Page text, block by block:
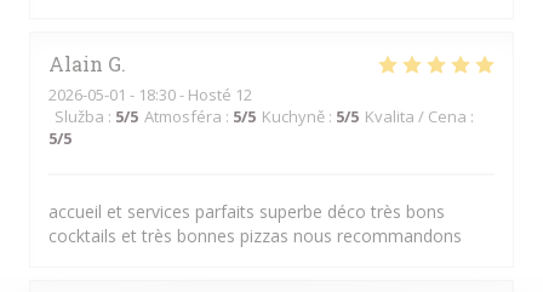
Alain G
2026-05-01 - 18:30 - Hosté 12
Služba : 5/5 Atmosféra : 5/5 Kuchyně : 5/5 Kvalita / Cena :
5/5
accueil et services parfaits superbe déco très bons
cocktails et très bonnes pizzas nous recommandons